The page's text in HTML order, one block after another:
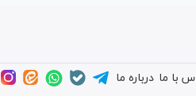
با ما درباره ما